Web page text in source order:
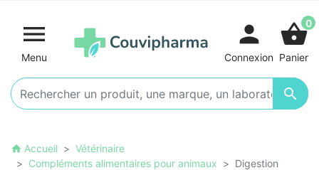

Menu

person
Connexion
shopping_basket0
Panier
home Accueil
Vétérinaire
Compléments alimentaires pour animaux
Digestion